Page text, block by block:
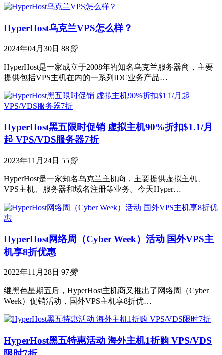
HyperHost乌克兰VPS怎么样？
2024年04月30日 88赞
HyperHost是一家成立于2008年的知名乌克兰服务器商，主要
提供包括VPS主机在内的一系列IDC业务产品…
HyperHost黑五限时促销 虚拟主机90%折扣$1.1/月
起 VPS/VDS服务器7折
2023年11月24日 55赞
HyperHost是一家知名乌克兰主机商，主要提供虚拟主机、
VPS主机、服务器和域名注册等业务。今天Hyper…
HyperHost网络周（Cyber Week）活动 国外VPS主
机享8折优惠
2022年11月28日 97赞
继黑色星期五后，HyperHost主机商又推出了网络周（Cyber
Week）促销活动，国外VPS主机享8折优…
HyperHost黑五特惠活动 海外主机1折购 VPS/VDS